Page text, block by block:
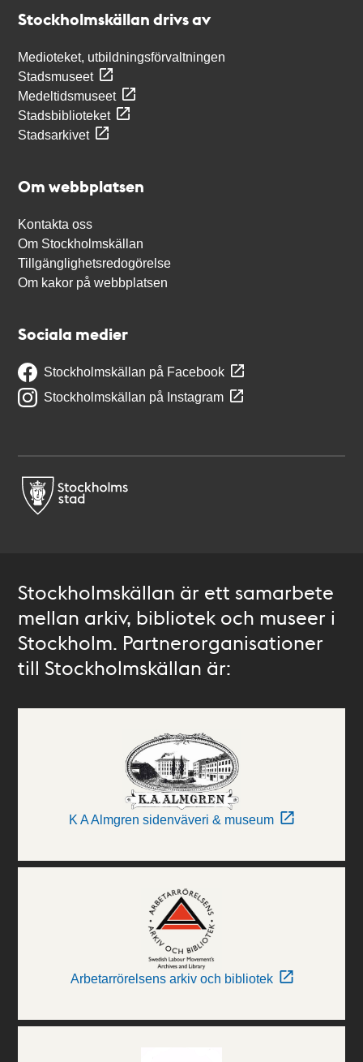
Stockholmskällan drivs av
Medioteket, utbildningsförvaltningen
Stadsmuseet
Medeltidsmuseet
Stadsbiblioteket
Stadsarkivet
Om webbplatsen
Kontakta oss
Om Stockholmskällan
Tillgänglighetsredogörelse
Om kakor på webbplatsen
Sociala medier
Stockholmskällan på Facebook
Stockholmskällan på Instagram
Stockholmskällan är ett samarbete
mellan arkiv, bibliotek och museer i
Stockholm. Partnerorganisationer
till Stockholmskällan är:
K A Almgren sidenväveri & museum
Arbetarrörelsens arkiv och bibliotek